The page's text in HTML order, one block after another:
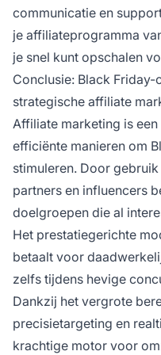
communicatie en
je affiliateprogramma
je snel kunt opschalen
Conclusie: Black
strategische affiliate
Affiliate marketing is
efficiënte manieren om
stimuleren. Door
partners en influencers
doelgroepen die al
Het prestatiegerichte
betaalt voor
zelfs tijdens hevige
Dankzij het vergrote
precisietargeting en
krachtige motor voor